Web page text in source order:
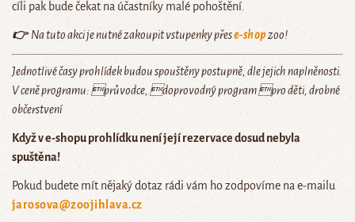
cíli pak bude čekat na účastníky malé pohoštění.
👉Na tuto akci je nutné zakoupit vstupenky přese-shopzoo!
Jednotlivé časy prohlídek budou spouštěny postupně, dle jejich naplněnosti.
V ceně programu: průvodce, doprovodný program pro děti, drobné
občerstvení
Když v e-shopu prohlídku není její rezervace dosud nebyla
spuštěna!
Pokud budete mít nějaký dotaz rádi vám ho zodpovíme na e-mailu
jarosova@zoojihlava.cz